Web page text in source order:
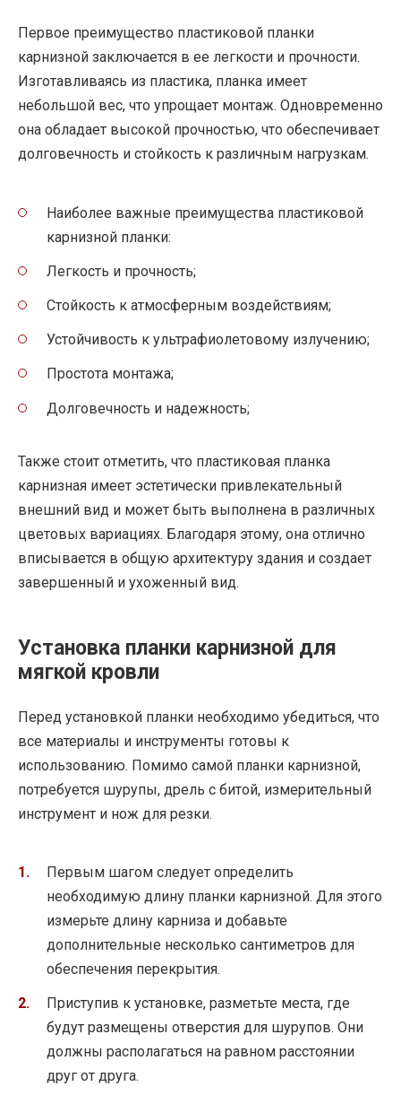
Первое преимущество пластиковой планки
карнизной заключается в ее легкости и прочности.
Изготавливаясь из пластика, планка имеет
небольшой вес, что упрощает монтаж. Одновременно
она обладает высокой прочностью, что обеспечивает
долговечность и стойкость к различным нагрузкам.
Наиболее важные преимущества пластиковой
карнизной планки:
Легкость и прочность;
Стойкость к атмосферным воздействиям;
Устойчивость к ультрафиолетовому излучению;
Простота монтажа;
Долговечность и надежность;
Также стоит отметить, что пластиковая планка
карнизная имеет эстетически привлекательный
внешний вид и может быть выполнена в различных
цветовых вариациях. Благодаря этому, она отлично
вписывается в общую архитектуру здания и создает
завершенный и ухоженный вид.
Установка планки карнизной для
мягкой кровли
Перед установкой планки необходимо убедиться, что
все материалы и инструменты готовы к
использованию. Помимо самой планки карнизной,
потребуется шурупы, дрель с битой, измерительный
инструмент и нож для резки.
Первым шагом следует определить
необходимую длину планки карнизной. Для этого
измерьте длину карниза и добавьте
дополнительные несколько сантиметров для
обеспечения перекрытия.
Приступив к установке, разметьте места, где
будут размещены отверстия для шурупов. Они
должны располагаться на равном расстоянии
друг от друга.